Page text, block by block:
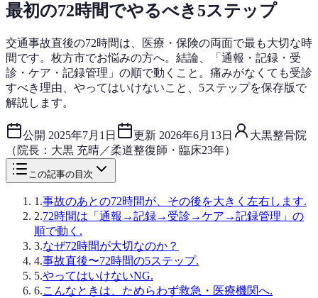
最初の72時間でやるべき5ステップ
交通事故直後の72時間は、医療・保険の両面で最も大切な時
間です。枚方市でお悩みの方へ。結論、「通報・記録・受
診・ケア・記録管理」の順で動くこと。痛みがなくても受診
すべき理由、やってはいけないこと、5ステップを保存版で
解説します。
公開 2025年7月1日 更新 2026年6月13日
大黒整骨院
（院長：大黒 充晴／柔道整復師・臨床23年）
この記事の目次
1 .事故のあとの72時間が、その後を大きく左右します.
2.72時間は「通報→記録→受診→ケア→記録管理」の
順で動く.
3.なぜ72時間が大切なのか？
4.事故直後〜72時間の5ステップ.
5.やってはいけないNG.
6.こんなときは、ためらわず救急・医療機関へ.